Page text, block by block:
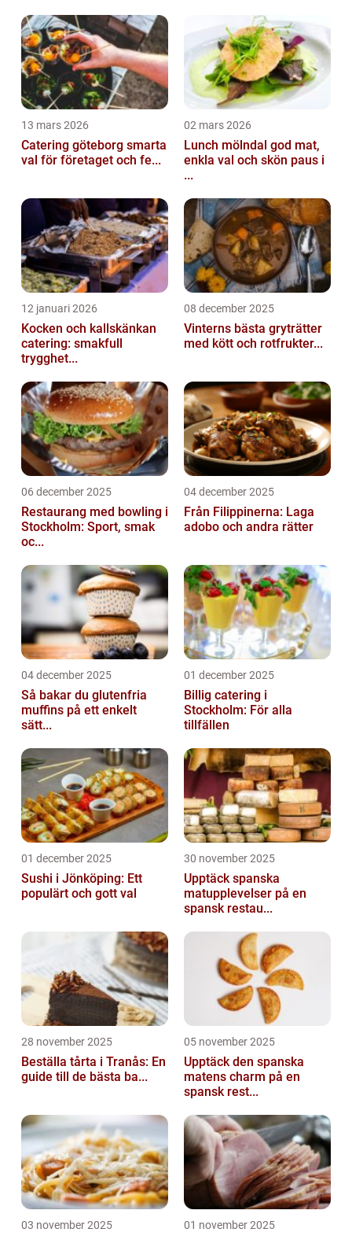
13 mars 2026
Catering göteborg smarta
val för företaget och fe...
02 mars 2026
Lunch mölndal god mat,
enkla val och skön paus i
...
12 januari 2026
Kocken och kallskänkan
catering: smakfull
trygghet...
08 december 2025
Vinterns bästa gryträtter
med kött och rotfrukter...
06 december 2025
Restaurang med bowling i
Stockholm: Sport, smak
oc...
04 december 2025
Från Filippinerna: Laga
adobo och andra rätter
04 december 2025
Så bakar du glutenfria
muffins på ett enkelt
sätt...
01 december 2025
Billig catering i
Stockholm: För alla
tillfällen
01 december 2025
Sushi i Jönköping: Ett
populärt och gott val
30 november 2025
Upptäck spanska
matupplevelser på en
spansk restau...
28 november 2025
Beställa tårta i Tranås: En
guide till de bästa ba...
05 november 2025
Upptäck den spanska
matens charm på en
spansk rest...
03 november 2025 01 november 2025